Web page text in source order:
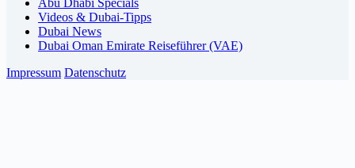
Abu Dhabi Specials
Videos & Dubai-Tipps
Dubai News
Dubai Oman Emirate Reiseführer (VAE)
Impressum Datenschutz